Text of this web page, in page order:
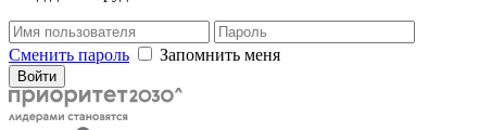
Сменить пароль Запомнить меня